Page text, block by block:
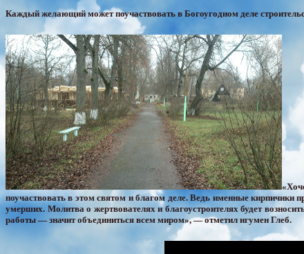
Каждый желающий может поучаствовать в Богоугодном деле
поучаствовать в этом святом и благом деле. Ведь именные кирпичики
умерших. Молитва о жертвователях и благоустроителях будет
работы — значит объединиться всем миром», — отметил игумен Глеб.